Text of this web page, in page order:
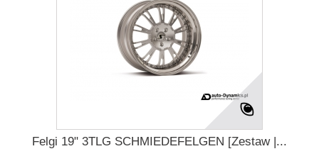
Felgi 19" 3TLG SCHMIEDEFELGEN [Zestaw |...